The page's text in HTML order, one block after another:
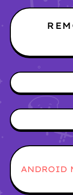
ANDROID